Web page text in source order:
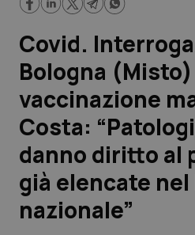
Lavoro e Professioni
Scienza e Farmaci
Studi e Analisi
Lettere al direttore
Edizioni Regionali
QS Pro
Covid.
Bologna
vaccinazione
Costa:
danno diritto al
già elencate nel
nazionale”